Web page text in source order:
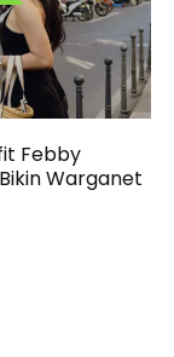
Febby
Warganet